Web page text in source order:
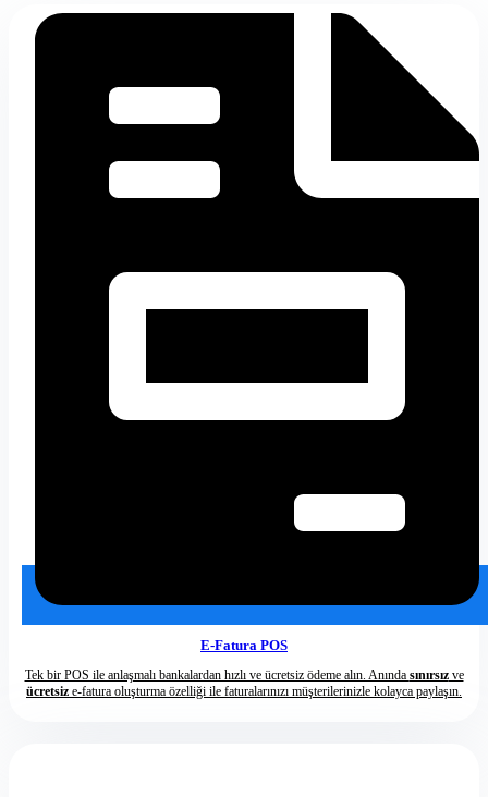
E-Fatura POS
Tek bir POS ile anlaşmalı bankalardan hızlı ve ücretsiz ödeme alın. Anında sınırsızve
ücretsiz e-fatura oluşturma özelliği ile faturalarınızı müşterilerinizle kolayca paylaşın.